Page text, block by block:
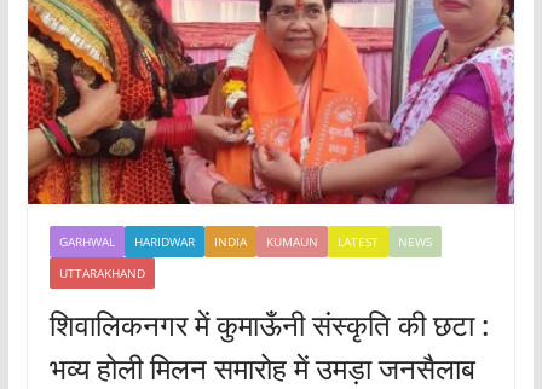
GARHWAL HARIDWAR INDIA KUMAUN LATEST
NEWS
UTTARAKHAND
शिवालिकनगर में कुमाऊँनी संस्कृति की छटा :
भव्य होली मिलन समारोह में उमड़ा जनसैलाब